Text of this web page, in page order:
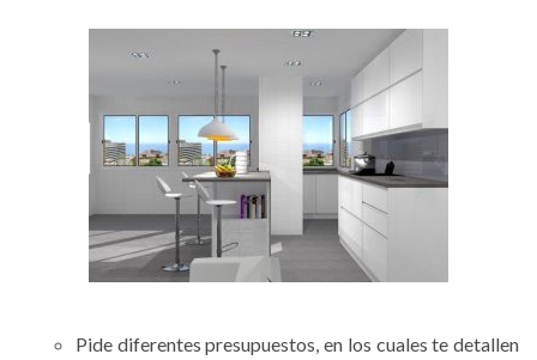
Pide diferentes presupuestos, en los cuales te detallen